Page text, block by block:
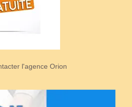
l'agence Orion